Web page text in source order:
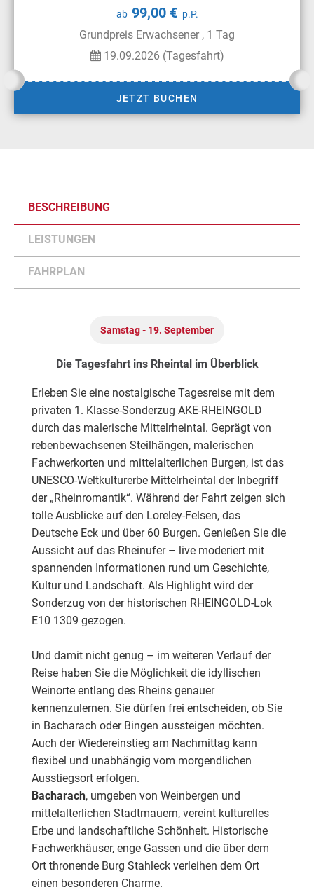
ab 99,00 € p.P.
Grundpreis Erwachsener , 1 Tag
19.09.2026 (Tagesfahrt)
JETZT BUCHEN
BESCHREIBUNG
LEISTUNGEN
FAHRPLAN
Samstag - 19. September
Die Tagesfahrt ins Rheintal im Überblick
Erleben Sie eine nostalgische Tagesreise mit dem
privaten 1. Klasse-Sonderzug AKE-RHEINGOLD
durch das malerische Mittelrheintal. Geprägt von
rebenbewachsenen Steilhängen, malerischen
Fachwerkorten und mittelalterlichen Burgen, ist das
UNESCO-Weltkulturerbe Mittelrheintal der Inbegriff
der „Rheinromantik“. Während der Fahrt zeigen sich
tolle Ausblicke auf den Loreley-Felsen, das
Deutsche Eck und über 60 Burgen. Genießen Sie die
Aussicht auf das Rheinufer – live moderiert mit
spannenden Informationen rund um Geschichte,
Kultur und Landschaft. Als Highlight wird der
Sonderzug von der historischen RHEINGOLD-Lok
E10 1309 gezogen.
Und damit nicht genug – im weiteren Verlauf der
Reise haben Sie die Möglichkeit die idyllischen
Weinorte entlang des Rheins genauer
kennenzulernen. Sie dürfen frei entscheiden, ob Sie
in Bacharach oder Bingen aussteigen möchten.
Auch der Wiedereinstieg am Nachmittag kann
flexibel und unabhängig vom morgendlichen
Ausstiegsort erfolgen.
Bacharach, umgeben von Weinbergen und
mittelalterlichen Stadtmauern, vereint kulturelles
Erbe und landschaftliche Schönheit. Historische
Fachwerkhäuser, enge Gassen und die über dem
Ort thronende Burg Stahleck verleihen dem Ort
einen besonderen Charme.